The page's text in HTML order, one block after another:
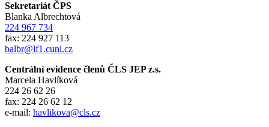
Sekretariát ČPS
Blanka Albrechtová
224 967 734
fax: 224 927 113
balbr@lf1.cuni.cz
Centrální evidence členů ČLS JEP z.s.
Marcela Havlíková
224 26 62 26
fax: 224 26 62 12
e-mail: havlikova@cls.cz